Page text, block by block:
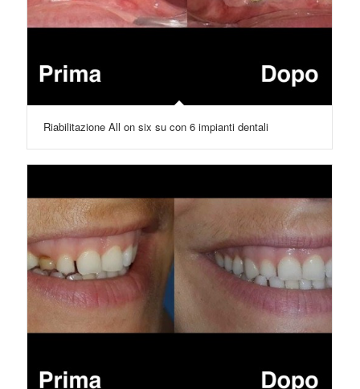
Riabilitazione All on six su con 6 impianti dentali